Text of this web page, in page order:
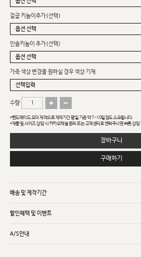
겉굽 키높이추가(선택)
인솔키높이 추가(선택)
가죽 색상 변경을 원하실 경우 색상 기재
수량
*핸드메이드 오더 제작으로 제작기간 평일 기준 약 7~10일정도 소요됩니다.
*제품 및 사이즈 상담 시 카카오채널 문의 또는 고객센터로 연락주시면 빠른 상담
장바구니
구매하기
배송 및 제작기간
할인혜택 및 이벤트
A/S안내